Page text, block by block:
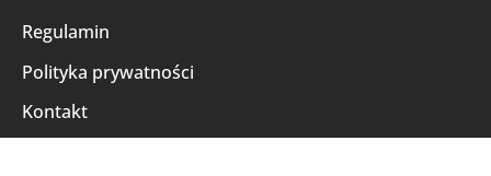
Regulamin
Polityka prywatności
Kontakt